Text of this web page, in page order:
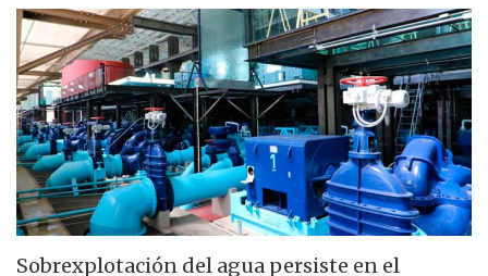
Sobrexplotación del agua persiste en el